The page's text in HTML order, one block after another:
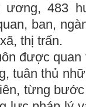
483
ban,
thị trấn.
được
tuân thủ
từng